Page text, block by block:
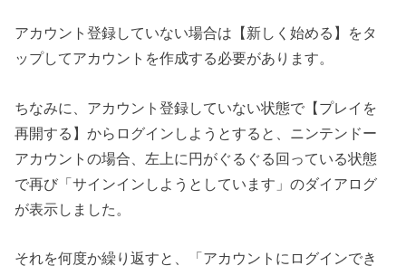
アカウント登録していない場合は【新しく始める】をタ
ップしてアカウントを作成する必要があります。
ちなみに、アカウント登録していない状態で【プレイを
再開する】からログインしようとすると、ニンテンドー
アカウントの場合、左上に円がぐるぐる回っている状態
で再び「サインインしようとしています」のダイアログ
が表示しました。
それを何度か繰り返すと、「アカウントにログインでき